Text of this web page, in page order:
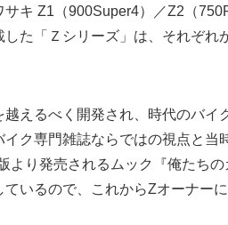
キ Z1（900Super4）／Z2（
た「Ｚシリーズ」は、それぞ
えるべく開発され、時代のバイ
ク専門雑誌ならではの視点と
より発売されるムック『俺たち
いるので、これからZオーナー